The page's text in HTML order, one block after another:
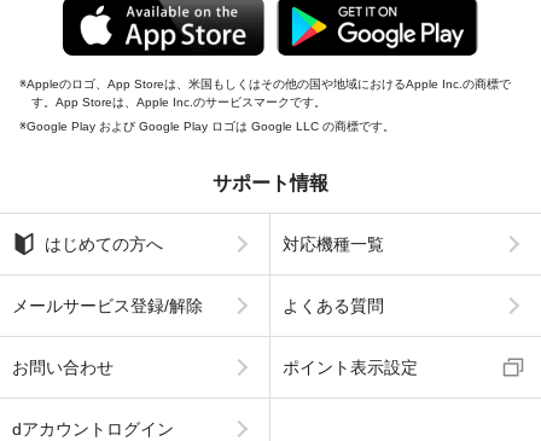
Appleのロゴ、App Storeは、米国もしくはその他の国や地域におけるApple Inc.の商標で
す。App Storeは、Apple Inc.のサービスマークです。
Google Play および Google Play ロゴは Google LLC の商標です。
サポート情報
はじめての方へ 対応機種一覧
メールサービス登録/解除 よくある質問
お問い合わせ ポイント表示設定
dアカウントログイン